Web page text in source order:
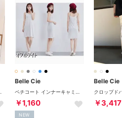
Belle Cie
￥1,160
NEW
Belle Cie
￥3,417